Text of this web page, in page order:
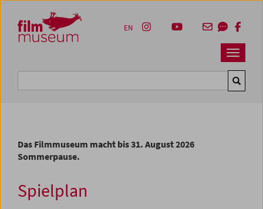
Zum Inhalt
Zum Hauptmenü
Zur Servicenavigation
Zum Suche
Navbar
EN
Das Filmmuseum macht bis 31. August 2026
Sommerpause.
Spielplan